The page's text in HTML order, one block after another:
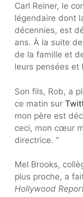
Carl Reiner, le
légendaire dont
décennies, est
ans. À la suite
de la famille et
leurs pensées et
Son fils, Rob, a
ce matin sur
mon père est
ceci, mon cœur
directrice. "
Mel Brooks,
plus proche, a
Hollywood